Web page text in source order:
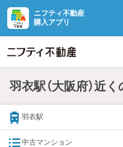
ニフティ不動産
購入アプリ
羽衣駅（大阪府）近
羽衣駅
中古マンション